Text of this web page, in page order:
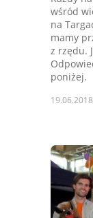
wśród
na
mamy
z rzędu.
poniżej.
19.06.2018